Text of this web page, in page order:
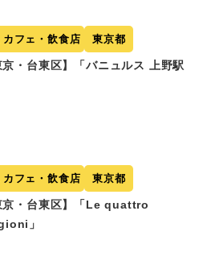
カフェ・飲食店 東京都
京・台東区】「バニュルス 上野駅
カフェ・飲食店 東京都
京・台東区】「Le quattro
」